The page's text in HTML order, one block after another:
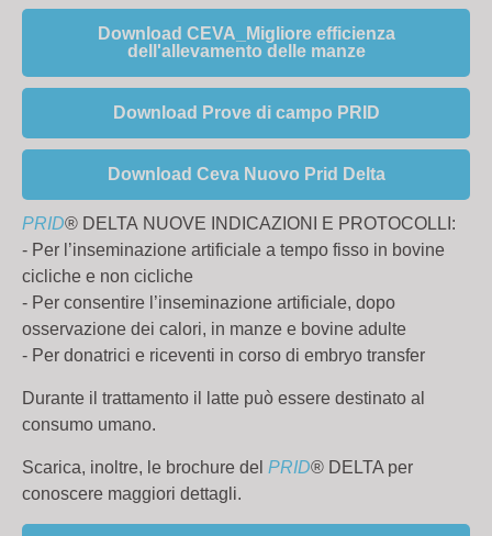
Download CEVA_Migliore efficienza
dell'allevamento delle manze
Download Prove di campo PRID
Download Ceva Nuovo Prid Delta
PRID® DELTA NUOVE INDICAZIONI E PROTOCOLLI:
- Per l’inseminazione artificiale a tempo fisso in bovine
cicliche e non cicliche
- Per consentire l’inseminazione artificiale, dopo
osservazione dei calori, in manze e bovine adulte
- Per donatrici e riceventi in corso di embryo transfer
Durante il trattamento il latte può essere destinato al
consumo umano.
Scarica, inoltre, le brochure del PRID® DELTA per
conoscere maggiori dettagli.